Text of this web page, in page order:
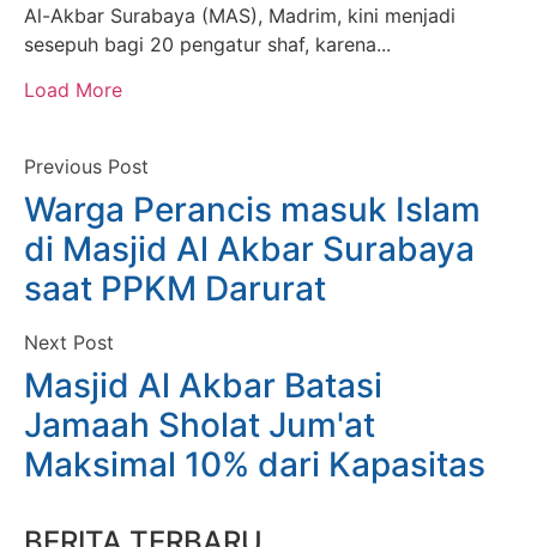
Al-Akbar Surabaya (MAS), Madrim, kini menjadi
sesepuh bagi 20 pengatur shaf, karena...
Load More
Previous Post
Warga Perancis masuk Islam
di Masjid Al Akbar Surabaya
saat PPKM Darurat
Next Post
Masjid Al Akbar Batasi
Jamaah Sholat Jum'at
Maksimal 10% dari Kapasitas